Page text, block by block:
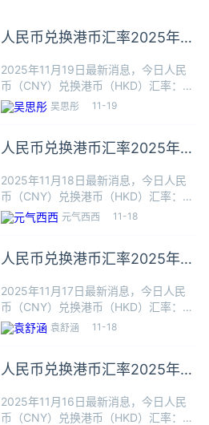
人民币兑换港币汇率2025年11
2025年11月19日最新消息，今日人民
币（CNY）兑换港币（HKD）汇率：1
人民币≈1.0971港币，根据今日汇率1人
民币可以兑换1.0971港币，本站数据仅
准。人民
吴思彤 11-19
人民币兑换港币汇率2025年11
2025年11月18日最新消息，今日人民
币（CNY）兑换港币（HKD）汇率：1
人民币≈1.0975港币，根据今日汇率1人
民币可以兑换1.0975港币，本站数据仅
准。人民
元气西西 11-18
人民币兑换港币汇率2025年11
2025年11月17日最新消息，今日人民
币（CNY）兑换港币（HKD）汇率：1
人民币≈1.0972港币，根据今日汇率1人
民币可以兑换1.0972港币，本站数据仅
准。人民
袁舒涵 11-18
人民币兑换港币汇率2025年11
2025年11月16日最新消息，今日人民
币（CNY）兑换港币（HKD）汇率：1